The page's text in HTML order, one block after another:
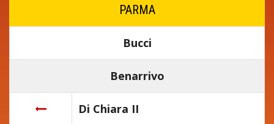
PARMA
Bucci
Benarrivo
Di Chiara II